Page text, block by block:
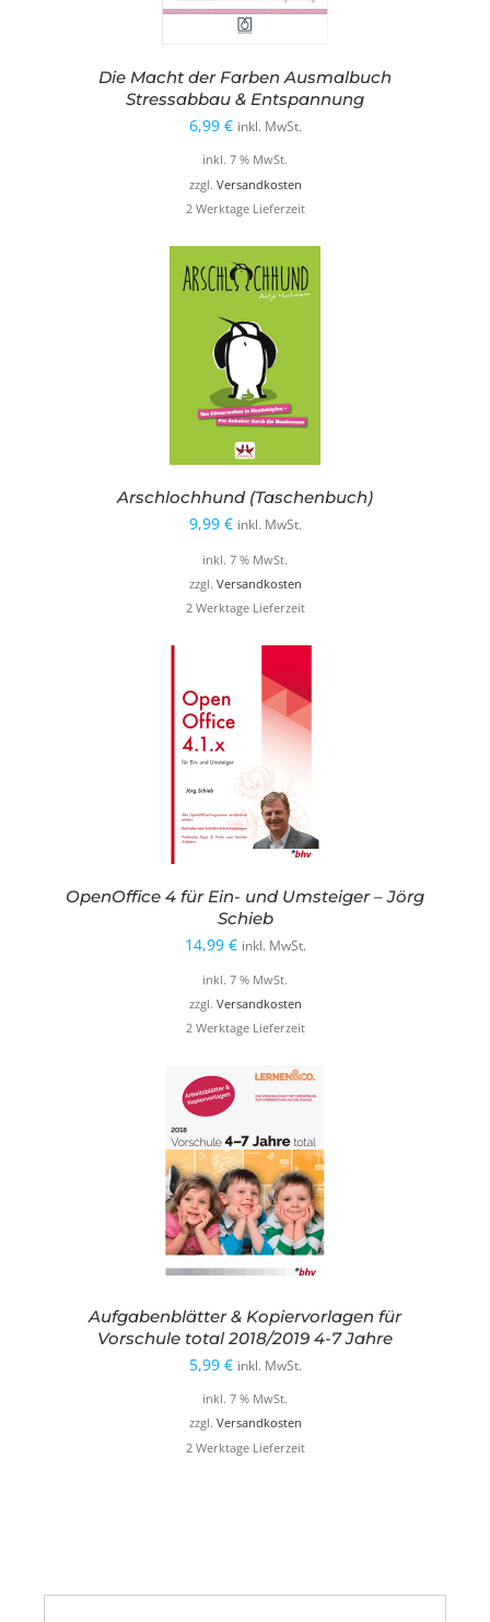
Die Macht der Farben Ausmalbuch
Stressabbau & Entspannung
6,99 € inkl. MwSt.
inkl. 7 % MwSt.
zzgl. Versandkosten
2 Werktage Lieferzeit
Arschlochhund (Taschenbuch)
9,99 € inkl. MwSt.
inkl. 7 % MwSt.
zzgl. Versandkosten
2 Werktage Lieferzeit
OpenOffice 4 für Ein- und Umsteiger – Jörg
Schieb
14,99 € inkl. MwSt.
inkl. 7 % MwSt.
zzgl. Versandkosten
2 Werktage Lieferzeit
Aufgabenblätter & Kopiervorlagen für
Vorschule total 2018/2019 4-7 Jahre
5,99 € inkl. MwSt.
inkl. 7 % MwSt.
zzgl. Versandkosten
2 Werktage Lieferzeit